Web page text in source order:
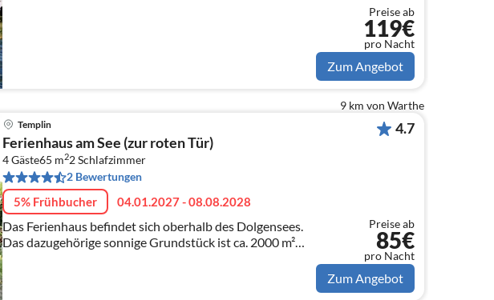
Preise ab
119€
pro Nacht
Zum Angebot
9 km von Warthe
Templin
Ferienhaus am See (zur roten Tür)
4 Gäste65 m22Schlafzimmer
2 Bewertungen
5% Frühbucher 04.01.2027 - 08.08.2028
Das Ferienhaus befindet sich oberhalb des Dolgensees.
Das dazugehörige sonnige Grundstück ist ca. 2000 m²
groß und bietet viel Platz zum Sonnenbaden, erholen und
entspannen.
4.7
Preise ab
85€
pro Nacht
Zum Angebot